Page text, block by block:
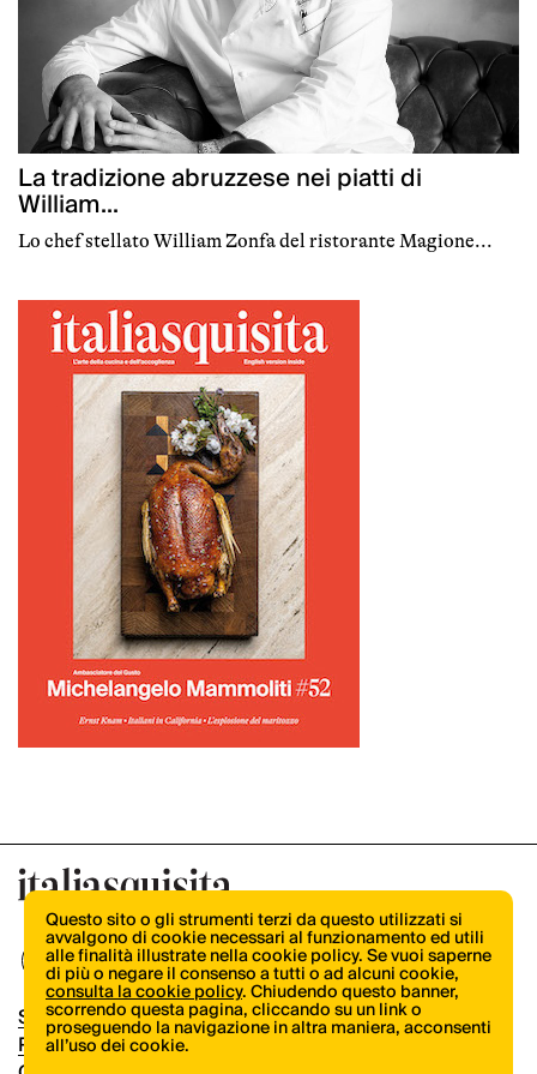
La tradizione abruzzese nei piatti di
William...
Lo chef stellato William Zonfa del ristorante Magione...
Shop
Pubblicità
Questo sito o gli strumenti terzi da questo utilizzati si
avvalgono di cookie necessari al funzionamento ed utili
alle finalità illustrate nella cookie policy. Se vuoi saperne
di più o negare il consenso a tutti o ad alcuni cookie,
consulta la cookie policy. Chiudendo questo banner,
scorrendo questa pagina, cliccando su un link o
proseguendo la navigazione in altra maniera, acconsenti
all’uso dei cookie.